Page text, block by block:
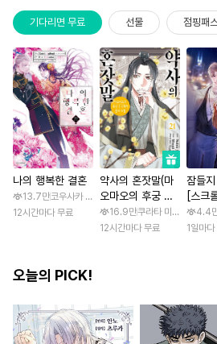
기다리면 무료 선물 점핑패
나의 행복한 결혼
13.7만코우사카 리토 / 아기토기 아쿠미
12시간마다 무료
약사의 혼잣말(마
오마오의 후궁 수
수께끼 풀이수첩)
16.9만쿠라타 미노지 / 휴우
12시간마다 무료
잠들
[스크
4.4
1일마
오늘의 PICK!